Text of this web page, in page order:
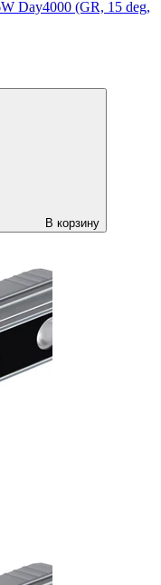
Day4000 (GR, 15 deg,
В корзину